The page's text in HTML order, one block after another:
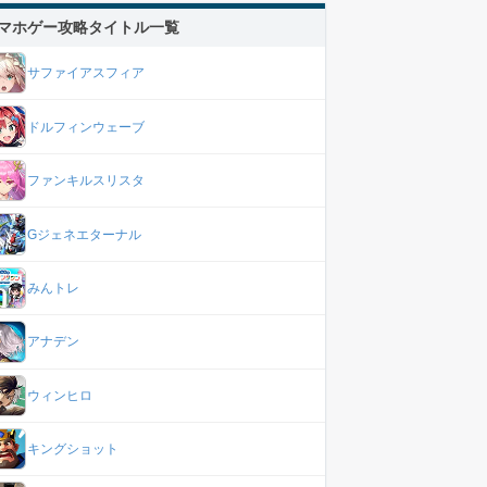
ホゲー攻略タイトル一覧
サファイアスフィア
ドルフィンウェーブ
ファンキルスリスタ
Gジェネエターナル
みんトレ
アナデン
ウィンヒロ
キングショット